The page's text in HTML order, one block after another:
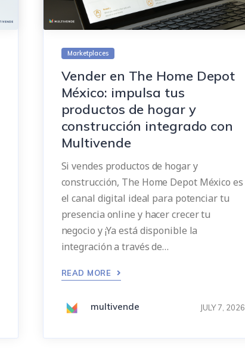
Marketplaces
Vender en The Home Depot
México: impulsa tus
productos de hogar y
construcción integrado con
Multivende
Si vendes productos de hogar y
construcción, The Home Depot México es
el canal digital ideal para potenciar tu
presencia online y hacer crecer tu
negocio y ¡Ya está disponible la
integración a través de…
READ MORE
multivende JULY 7, 2026